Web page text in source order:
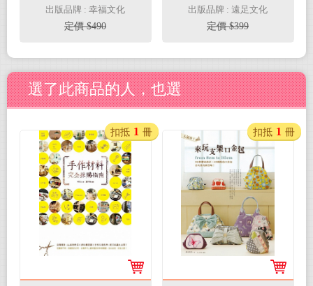
茶師帶你享受品飲與萃
取
出版品牌 : 幸福文化
定價 $490
出版品牌 : 遠足文化
定價 $399
選了此商品的人，也選
扣抵 1 冊 扣抵 1 冊